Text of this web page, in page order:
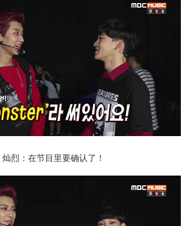
灿烈：在节目里要确认了！